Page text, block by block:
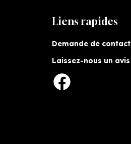
Liens rapides
Demande de contact
Laissez-nous un avis
Facebook